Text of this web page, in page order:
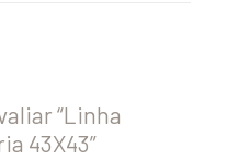
“Linha
43X43”